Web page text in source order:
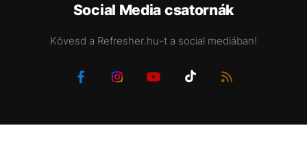
Social Media csatornák
Kövesd a Refresher.hu-t a social mediában!